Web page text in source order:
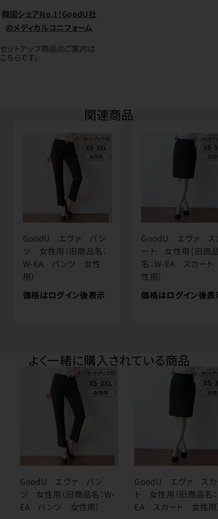
韓国シェアNo.1！GoodU社
のメディカルユニフォーム
セットアップ商品のご案内は
こちらです。
関連商品
GoodU エヴァ パン
ツ 女性用（旧商品名：
W-EA パンツ 女性
用）
価格はログイン後表示
GoodU エヴァ ス
ート 女性用（旧商
名：W-EA スカー
性用）
価格はログイン後表
よく一緒に購入されている商品
GoodU エヴァ パン
ツ 女性用（旧商品名：W-
EA パンツ 女性用）
GoodU エヴァ スカ
ト 女性用（旧商品名
EA スカート 女性用